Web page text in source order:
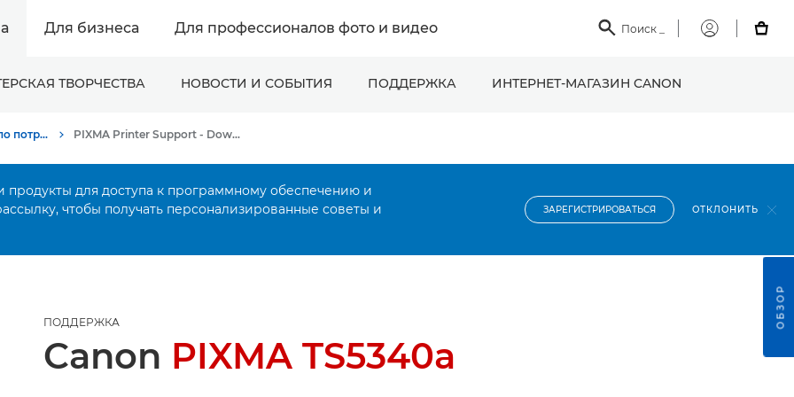
Для бизнеса Для профессионалов фото и видео  Поиск
Мой

ТВОРЧЕСТВА НОВОСТИ И СОБЫТИЯ ПОДДЕРЖКА ИНТЕРНЕТ-МАГАЗИН CANON
Онлайн-поддержка по потребительской продукции PIXMA Printer Support - Download Drivers, Software, Manuals
продукты для доступа к программному обеспечению и
чтобы получать персонализированные советы и
ЗАРЕГИСТРИРОВАТЬСЯ ОТКЛОНИТЬ
ПОДДЕРЖКА
Canon PIXMA TS5340a
ОБЗОР